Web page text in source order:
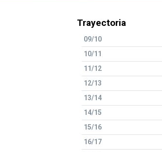
Trayectoria
09/10
10/11
11/12
12/13
13/14
14/15
15/16
16/17